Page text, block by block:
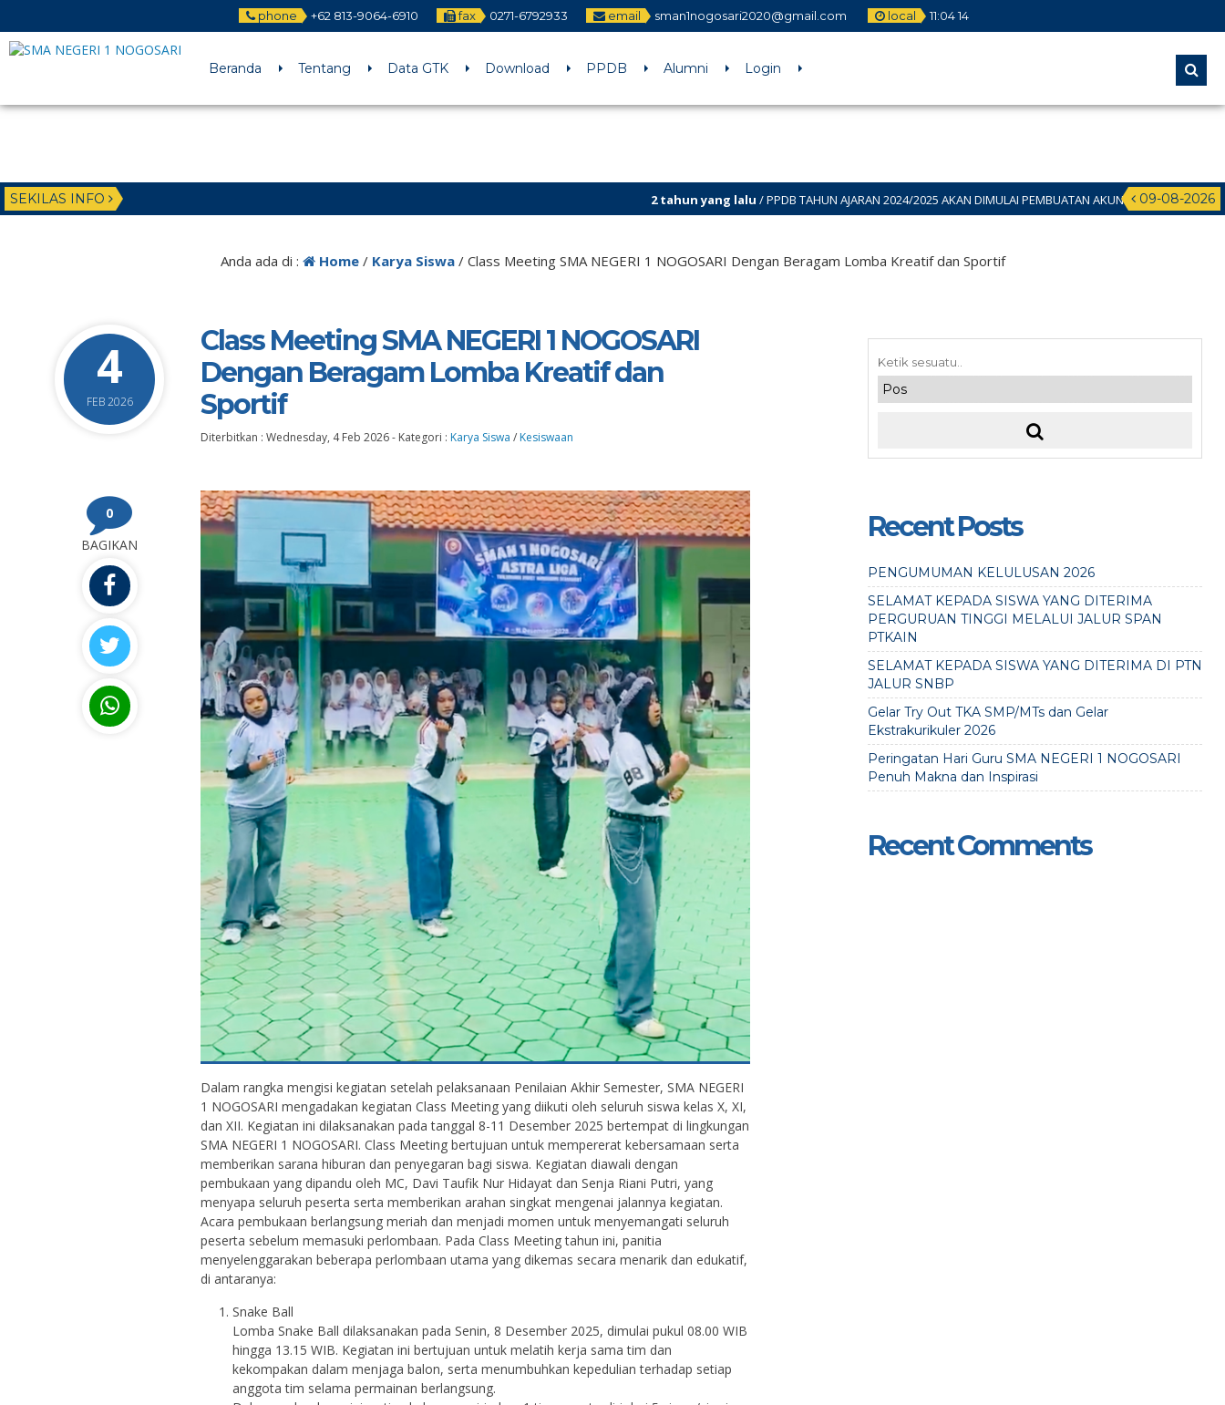
phone +62 813-9064-6910 fax 0271-6792933 email sman1nogosari2020@gmail.com local 11:0415
Beranda Tentang Data GTK Download PPDB Alumni Login
SEKILAS INFO 09-08-2026
/ PPDB TAHUN AJARAN 2024/2025 AKAN DIMULAI PEMBUATAN AKUN PADA 11 JUNI 2024 SILAHKAN BAGI
Anda ada di : Home/ Karya Siswa/ Class Meeting SMA NEGERI 1 NOGOSARI Dengan Beragam Lomba Kreatif dan Sportif
4
FEB 2026
Class Meeting SMA NEGERI 1 NOGOSARI
Dengan Beragam Lomba Kreatif dan
Sportif
Diterbitkan : Wednesday, 4 Feb 2026- Kategori : Karya Siswa / Kesiswaan
0
BAGIKAN
Dalam rangka mengisi kegiatan setelah pelaksanaan Penilaian Akhir Semester, SMA NEGERI
1 NOGOSARI mengadakan kegiatan Class Meeting yang diikuti oleh seluruh siswa kelas X, XI,
dan XII. Kegiatan ini dilaksanakan pada tanggal 8-11 Desember 2025 bertempat di lingkungan
SMA NEGERI 1 NOGOSARI. Class Meeting bertujuan untuk mempererat kebersamaan serta
memberikan sarana hiburan dan penyegaran bagi siswa. Kegiatan diawali dengan
pembukaan yang dipandu oleh MC, Davi Taufik Nur Hidayat dan Senja Riani Putri, yang
menyapa seluruh peserta serta memberikan arahan singkat mengenai jalannya kegiatan.
Acara pembukaan berlangsung meriah dan menjadi momen untuk menyemangati seluruh
peserta sebelum memasuki perlombaan. Pada Class Meeting tahun ini, panitia
menyelenggarakan beberapa perlombaan utama yang dikemas secara menarik dan edukatif,
di antaranya:
Snake Ball
Lomba Snake Ball dilaksanakan pada Senin, 8 Desember 2025, dimulai pukul 08.00 WIB
hingga 13.15 WIB. Kegiatan ini bertujuan untuk melatih kerja sama tim dan
kekompakan dalam menjaga balon, serta menumbuhkan kepedulian terhadap setiap
anggota tim selama permainan berlangsung.
Recent Posts
PENGUMUMAN KELULUSAN 2026
SELAMAT KEPADA SISWA YANG DITERIMA
PERGURUAN TINGGI MELALUI JALUR SPAN
PTKAIN
SELAMAT KEPADA SISWA YANG DITERIMA DI PTN
JALUR SNBP
Gelar Try Out TKA SMP/MTs dan Gelar
Ekstrakurikuler 2026
Peringatan Hari Guru SMA NEGERI 1 NOGOSARI
Penuh Makna dan Inspirasi
Recent Comments